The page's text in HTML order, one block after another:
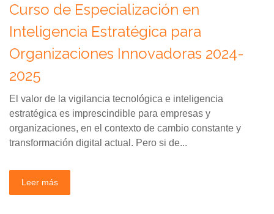
Curso de Especialización en
Inteligencia Estratégica para
Organizaciones Innovadoras 2024-
2025
El valor de la vigilancia tecnológica e inteligencia
estratégica es imprescindible para empresas y
organizaciones, en el contexto de cambio constante y
transformación digital actual. Pero si de...
Leer más